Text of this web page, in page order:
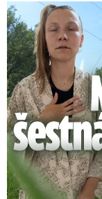
Smrtelný pád